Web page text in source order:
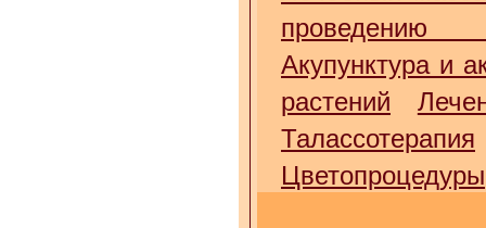
проведению
Акупунктура и
растений
Талассотерапия
Цветопроцедуры